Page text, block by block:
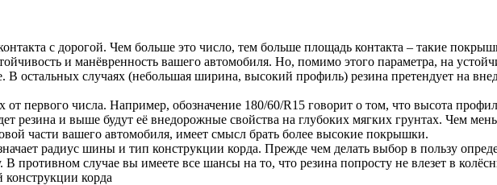
с дорогой. Чем больше это число, тем больше площадь контакта – такие
и манёвренность вашего автомобиля. Но, помимо этого параметра, на
остальных случаях (небольшая ширина, высокий профиль) резина претендует на
первого числа. Например, обозначение 180/60/R15 говорит о том, что высота
резина и выше будут её внедорожные свойства на глубоких мягких грунтах. Чем
части вашего автомобиля, имеет смысл брать более высокие покрышки.
радиус шины и тип конструкции корда. Прежде чем делать выбор в пользу
противном случае вы имеете все шансы на то, что резина попросту не влезет в
конструкции корда